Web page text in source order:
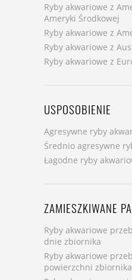
Ryby akwariowe z
Ameryki Środkowej
Ryby akwariowe z
Ryby akwariowe z
Ryby akwariowe z
USPOSOBIENIE
Agresywne ryby
Średnio agresywne
Łagodne ryby
ZAMIESZKIWANE
Ryby akwariowe
dnie zbiornika
Ryby akwariowe
powierzchni zbiornika